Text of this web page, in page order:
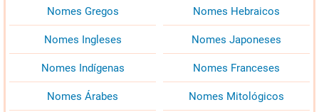
Nomes Gregos Nomes Hebraicos
Nomes Ingleses Nomes Japoneses
Nomes Indígenas Nomes Franceses
Nomes Árabes Nomes Mitológicos